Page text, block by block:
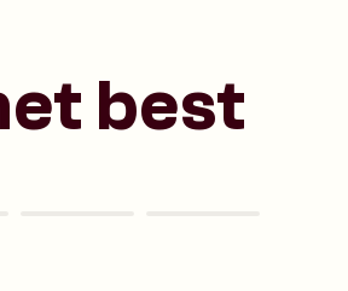
best